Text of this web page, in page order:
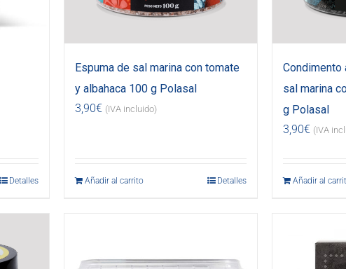
Detalles
Espuma de sal marina con tomate
y albahaca 100 g Polasal
3,90€ (IVA incluido)
Añadir al carrito Detalles
Condimento
sal marina
g Polasal
3,90€ (IVA
Añadir al